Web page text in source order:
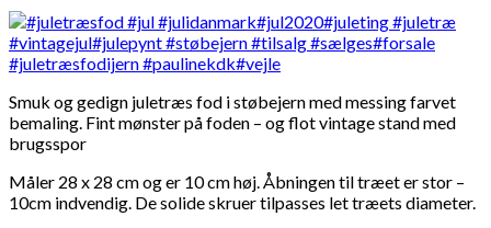
Smuk og gedign juletræs fod i støbejern med messing farvet
bemaling. Fint mønster på foden – og flot vintage stand med
brugsspor
Måler 28 x 28 cm og er 10 cm høj. Åbningen til træet er stor –
10cm indvendig. De solide skruer tilpasses let træets diameter.